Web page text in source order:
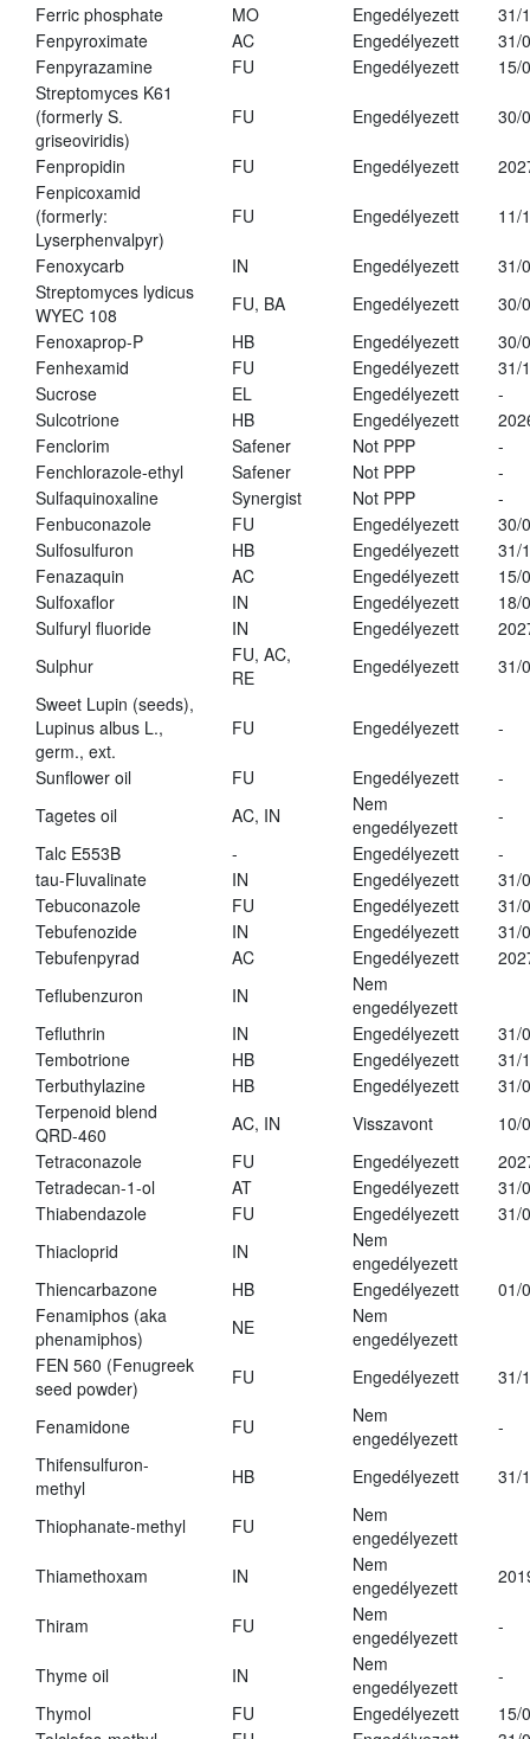
Ferric phosphate
MO Engedélyezett
31/
Fenpyroximate
AC Engedélyezett
31/
Fenpyrazamine
FU Engedélyezett
15/
Streptomyces K61
(formerly S.
griseoviridis)
FU Engedélyezett 30/
Fenpropidin FU Engedélyezett
Fenpicoxamid
(formerly:
Lyserphenvalpyr)
FU Engedélyezett 11/
Fenoxycarb IN Engedélyezett
31/
Streptomyces lydicus
WYEC 108
FU, BA Engedélyezett
30/
Fenoxaprop-P
HB Engedélyezett
30/
Fenhexamid
FU Engedélyezett
31/
Sucrose
EL Engedélyezett
-
Sulcotrione
HB Engedélyezett
Fenclorim
Safener Not PPP
-
Fenchlorazole-ethyl
Safener Not PPP
-
Sulfaquinoxaline
Synergist Not PPP
-
Fenbuconazole
FU Engedélyezett
30/
Sulfosulfuron
HB Engedélyezett
31/
Fenazaquin
AC Engedélyezett
15/
Sulfoxaflor
IN Engedélyezett
18/
Sulfuryl fluoride
IN Engedélyezett
Sulphur
FU, AC,
RE
Engedélyezett
31/
Sweet Lupin (seeds),
Lupinus albus L.,
germ., ext.
FU Engedélyezett -
Sunflower oil FU Engedélyezett
-
Tagetes oil
AC, IN
Nem
engedélyezett
-
Talc E553B
- Engedélyezett
-
tau-Fluvalinate
IN Engedélyezett
31/
Tebuconazole
FU Engedélyezett
31/
Tebufenozide
IN Engedélyezett
31/
Tebufenpyrad
AC Engedélyezett
Teflubenzuron
IN
Nem
engedélyezett
Tefluthrin
IN Engedélyezett
31/
Tembotrione
HB Engedélyezett
31/
Terbuthylazine
HB Engedélyezett
31/
Terpenoid blend
QRD-460
AC, IN Visszavont
10/
Tetraconazole
FU Engedélyezett
Tetradecan-1-ol
AT Engedélyezett
31/
Thiabendazole
FU Engedélyezett
31/
Thiacloprid
IN
Nem
engedélyezett
Thiencarbazone
HB Engedélyezett
01/
Fenamiphos (aka
phenamiphos)
NE
Nem
engedélyezett
FEN 560 (Fenugreek
seed powder)
FU Engedélyezett 31/
Fenamidone FU
Nem
engedélyezett
-
Thifensulfuron-
methyl
HB Engedélyezett 31/
Thiophanate-methyl FU
Nem
engedélyezett
Thiamethoxam
IN
Nem
engedélyezett
Thiram FU
Nem
engedélyezett
-
Thyme oil IN
Nem
engedélyezett
-
Thymol
FU Engedélyezett
15/